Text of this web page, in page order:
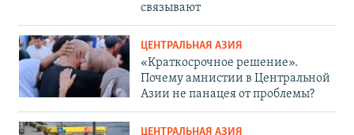
связывают
ЦЕНТРАЛЬНАЯ АЗИЯ
«Краткосрочное решение».
Почему амнистии в Центральной
Азии не панацея от проблемы?
ЦЕНТРАЛЬНАЯ АЗИЯ